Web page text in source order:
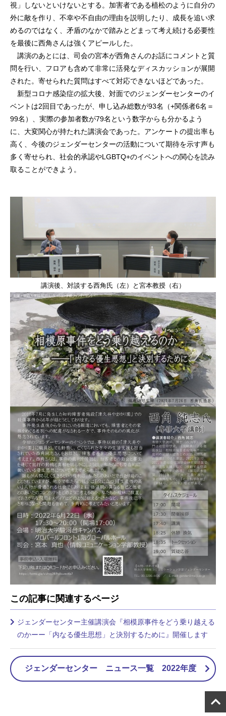
視」しないといけないとする。加害者である植松のように自分の
外に敵を作り、不幸や不自由の理由を説明したり、成長を追い求
めるのではなく、矛盾のなかで踏みとどまって考え続ける必要性
を最後に西角さんは強くアピールした。
講演のあとには、司会の宮本が西角さんのお話にコメントと質
問を行い、フロアも含めて非常に活発なディスカッションが展開
された。寄せられた質問はすべて対応できないほどであった。
新型コロナ感染症の拡大後、対面でのジェンダーセンターのイ
ベントは2回目であったが、申し込み総数が93名（+関係者6名＝
99名）、実際の参加者数が79名という数字からも分かるよう
に、大変関心が持たれた講演会であった。アンケートの提出率も
高く、今後のジェンダーセンターの活動について期待を示す声も
多く寄せられ、社会的承認やLGBTQ+のイベントへの関心を読み
取ることができよう。
講演後、対談する西角氏（左）と宮本教授（右）
この記事に関連するページ
ジェンダーセンター主催講演会『相模原事件をどう乗り越える
のかーー「内なる優生思想」と決別するために』開催します
ジェンダーセンター ニュース一覧 2022年度